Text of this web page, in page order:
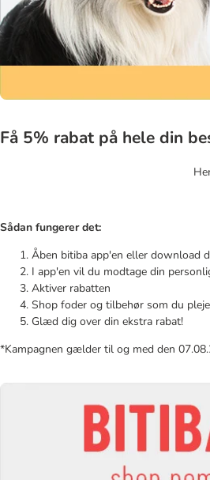
Få 5% rabat på hele din
Sådan fungerer det:
Åben bitiba app'en eller download
I app'en vil du modtage din
Aktiver rabatten
Shop foder og tilbehør som du
Glæd dig over din ekstra rabat!
*Kampagnen gælder til og med den